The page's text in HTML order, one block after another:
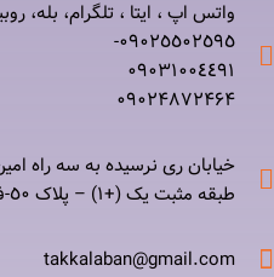
واتس اپ ، ایتا ، تلگرام، بله،
۰٩٠٢٥٥٠٢٥٩٥-
۰٩٠٣١٠٠٤٤٩١
۰٩٠٢۴۸۷٢۴۶۴
خیابان ری نرسيده به سه راه
طبقه مثبت یک (+۱) – پلاک ٥٠-فروشگاه تك كالابان
takkalaban@gmail.com